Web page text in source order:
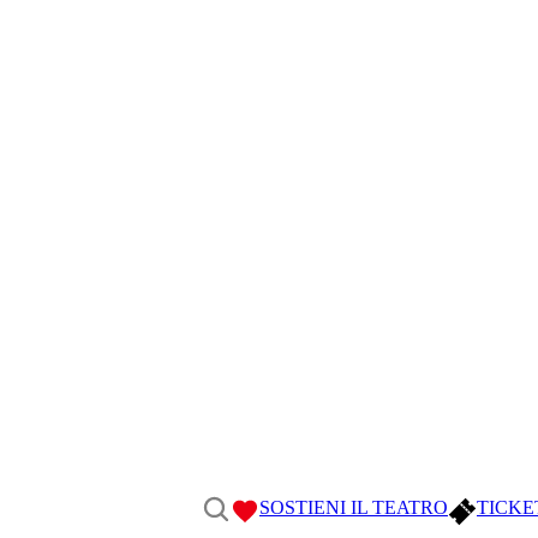
SOSTIENI IL TEATRO